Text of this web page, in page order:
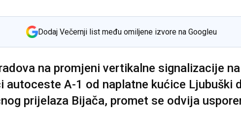
Dodaj Večernji list među omiljene izvore na Googleu
na promjeni vertikalne signalizacije na
autoceste A-1 od naplatne kućice Ljubuški
prijelaza Bijača, promet se odvija